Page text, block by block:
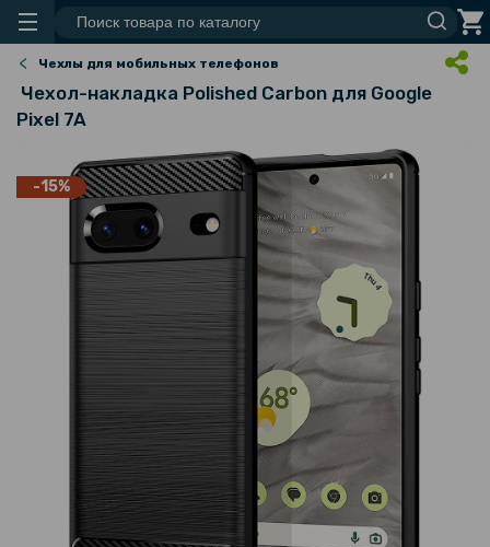
Чехлы для мобильных телефонов
Чехол-накладка Polished Carbon для Google
Pixel 7A
-15%